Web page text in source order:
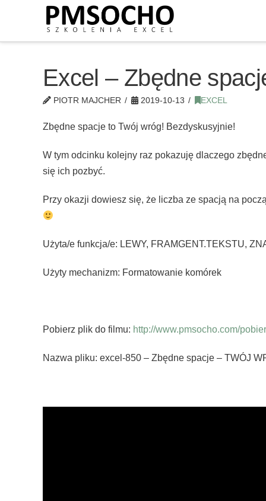
Excel – Zbędne
PIOTR MAJCHER 2019-10-13 EXCEL
Zbędne spacje to Twój wróg! Bezdyskusyjnie!
W tym odcinku kolejny raz pokazuję dlaczego
się ich pozbyć.
Przy okazji dowiesz się, że liczba ze spacją na
Użyta/e funkcja/e: LEWY, FRAMGENT.TEKSTU,
Użyty mechanizm: Formatowanie komórek
Pobierz plik do filmu: http://www.pmsocho.com/
Nazwa pliku: excel-850 – Zbędne spacje – TWÓJ